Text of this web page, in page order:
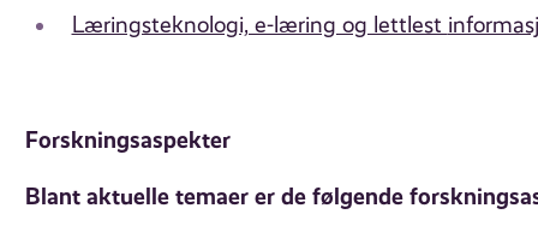
Læringsteknologi, e-læring og lettlest
Forskningsaspekter
Blant aktuelle temaer er de følgende